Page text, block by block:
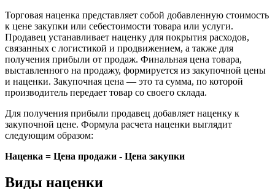
Торговая наценка представляет собой добавленную стоимость
к цене закупки или себестоимости товара или услуги.
Продавец устанавливает наценку для покрытия расходов,
связанных с логистикой и продвижением, а также для
получения прибыли от продаж. Финальная цена товара,
выставленного на продажу, формируется из закупочной цены
и наценки. Закупочная цена — это та сумма, по которой
производитель передает товар со своего склада.
Для получения прибыли продавец добавляет наценку к
закупочной цене. Формула расчета наценки выглядит
следующим образом:
Наценка = Цена продажи - Цена закупки
Виды наценки